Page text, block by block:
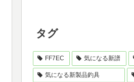
タグ
FF7EC 気になる新譜
気になる新製品釣具